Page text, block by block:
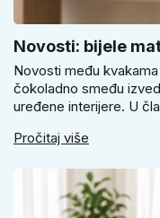
Novosti: bijele
Novosti među
čokoladno smeđu
uređene interijere. U
i kako birati između
Pročitaj više